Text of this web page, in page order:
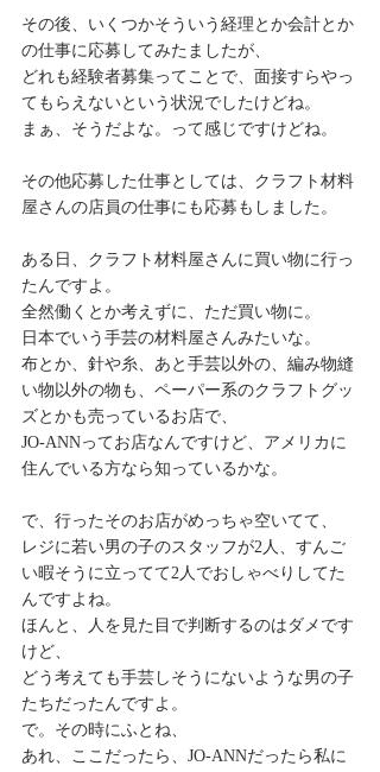
その後、いくつかそういう経理とか会計とか
の仕事に応募してみたましたが、
どれも経験者募集ってことで、面接すらやっ
てもらえないという状況でしたけどね。
まぁ、そうだよな。って感じですけどね。
その他応募した仕事としては、クラフト材料
屋さんの店員の仕事にも応募もしました。
ある日、クラフト材料屋さんに買い物に行っ
たんですよ。
全然働くとか考えずに、ただ買い物に。
日本でいう手芸の材料屋さんみたいな。
布とか、針や糸、あと手芸以外の、編み物縫
い物以外の物も、ペーパー系のクラフトグッ
ズとかも売っているお店で、
JO-ANNってお店なんですけど、アメリカに
住んでいる方なら知っているかな。
で、行ったそのお店がめっちゃ空いてて、
レジに若い男の子のスタッフが2人、すんご
い暇そうに立ってて2人でおしゃべりしてた
んですよね。
ほんと、人を見た目で判断するのはダメです
けど、
どう考えても手芸しそうにないような男の子
たちだったんですよ。
で。その時にふとね、
あれ、ここだったら、JO-ANNだったら私に